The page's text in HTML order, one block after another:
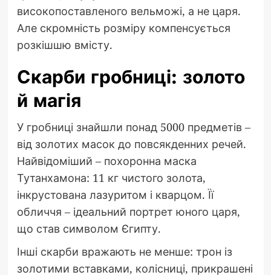
високопоставленого вельможі, а не царя.
Але скромність розміру компенсується
розкішшю вмісту.
Скарби гробниці: золото
й магія
У гробниці знайшли понад 5000 предметів –
від золотих масок до повсякденних речей.
Найвідоміший – похоронна маска
Тутанхамона: 11 кг чистого золота,
інкрустована лазуритом і кварцом. Її
обличчя – ідеальний портрет юного царя,
що став символом Єгипту.
Інші скарби вражають не менше: трон із
золотими вставками, колісниці, прикрашені